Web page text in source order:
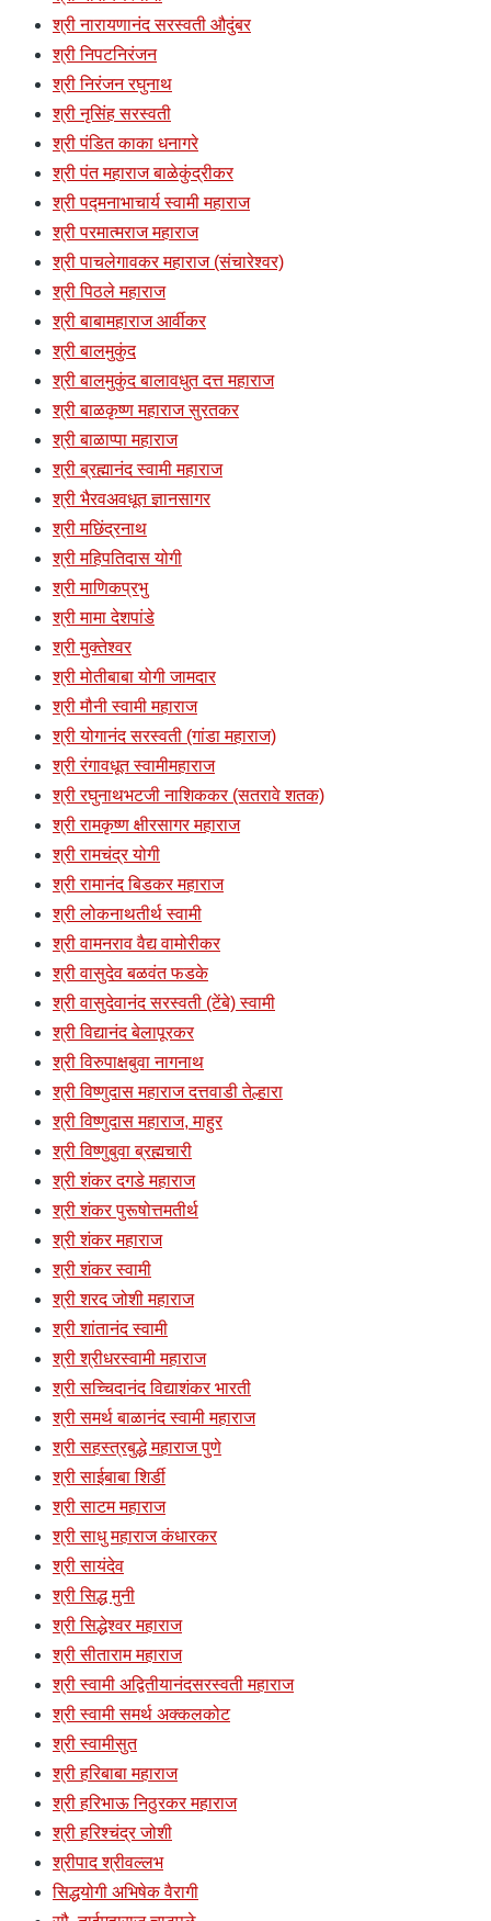
श्री नारायणानंद सरस्वती औदुंबर
श्री निपटनिरंजन
श्री निरंजन रघुनाथ
श्री नृसिंह सरस्वती
श्री पंडित काका धनागरे
श्री पंत महाराज बाळेकुंद्रीकर
श्री पद्मनाभाचार्य स्वामी महाराज
श्री परमात्मराज महाराज
श्री पाचलेगावकर महाराज (संचारेश्वर)
श्री पिठले महाराज
श्री बाबामहाराज आर्वीकर
श्री बालमुकुंद
श्री बालमुकुंद बालावधुत दत्त महाराज
श्री बाळकृष्ण महाराज सुरतकर
श्री बाळाप्पा महाराज
श्री ब्रह्मानंद स्वामी महाराज
श्री भैरवअवधूत ज्ञानसागर
श्री मछिंद्रनाथ
श्री महिपतिदास योगी
श्री माणिकप्रभु
श्री मामा देशपांडे
श्री मुक्तेश्वर
श्री मोतीबाबा योगी जामदार
श्री मौनी स्वामी महाराज
श्री योगानंद सरस्वती (गांडा महाराज)
श्री रंगावधूत स्वामीमहाराज
श्री रघुनाथभटजी नाशिककर (सतरावे शतक)
श्री रामकृष्ण क्षीरसागर महाराज
श्री रामचंद्र योगी
श्री रामानंद बिडकर महाराज
श्री लोकनाथतीर्थ स्वामी
श्री वामनराव वैद्य वामोरीकर
श्री वासुदेव बळवंत फडके
श्री वासुदेवानंद सरस्वती (टेंबे) स्वामी
श्री विद्यानंद बेलापूरकर
श्री विरुपाक्षबुवा नागनाथ
श्री विष्णुदास महाराज दत्तवाडी तेल्हारा
श्री विष्णुदास महाराज, माहुर
श्री विष्णुबुवा ब्रह्मचारी
श्री शंकर दगडे महाराज
श्री शंकर पुरूषोत्तमतीर्थ
श्री शंकर महाराज
श्री शंकर स्वामी
श्री शरद जोशी महाराज
श्री शांतानंद स्वामी
श्री श्रीधरस्वामी महाराज
श्री सच्चिदानंद विद्याशंकर भारती
श्री समर्थ बाळानंद स्वामी महाराज
श्री सहस्त्रबुद्धे महाराज पुणे
श्री साईबाबा शिर्डी
श्री साटम महाराज
श्री साधु महाराज कंधारकर
श्री सायंदेव
श्री सिद्ध मुनी
श्री सिद्धेश्वर महाराज
श्री सीताराम महाराज
श्री स्वामी अद्वितीयानंदसरस्वती महाराज
श्री स्वामी समर्थ अक्कलकोट
श्री स्वामीसुत
श्री हरिबाबा महाराज
श्री हरिभाऊ निठुरकर महाराज
श्री हरिश्चंद्र जोशी
श्रीपाद श्रीवल्लभ
सिद्धयोगी अभिषेक वैरागी